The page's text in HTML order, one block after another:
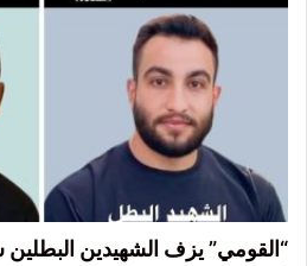
“القومي” يزف الشهيدين